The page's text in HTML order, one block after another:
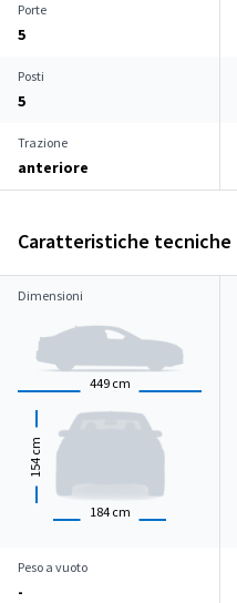
Porte
5
Posti
5
Trazione
anteriore
Caratteristiche tecniche
Dimensioni
449 cm
184 cm
154
cm
Peso a vuoto
-